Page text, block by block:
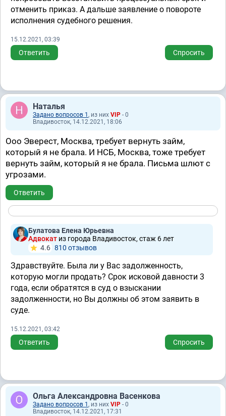
отменить приказ. А дальше заявление о повороте
исполнения судебного решения.
15.12.2021, 03:39
Ответить Спросить
Наталья
Задано вопросов 1 , из них VIP - 0
Владивосток, 14.12.2021, 18:06
Ооо Эверест, Москва, требует вернуть займ,
который я не брала. И НСБ, Москва, тоже требует
вернуть займ, который я не брала. Письма шлют с
угрозами.
Ответить
Булатова Елена Юрьевна
Адвокат из города Владивосток, стаж 6 лет
4.6 810 отзывов
Здравствуйте. Была ли у Вас задолженность,
которую могли продать? Срок исковой давности 3
года, если обратятся в суд о взыскании
задолженности, но Вы должны об этом заявить в
суде.
15.12.2021, 03:42
Ответить Спросить
Ольга Александровна Васенкова
Задано вопросов 1 , из них VIP - 0
Владивосток, 14.12.2021, 17:31